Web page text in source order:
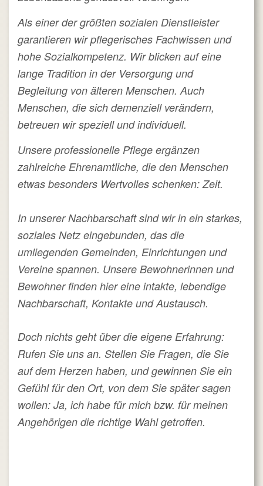
Als einer der größten sozialen Dienstleister
garantieren wir pflegerisches Fachwissen und
hohe Sozialkompetenz. Wir blicken auf eine
lange Tradition in der Versorgung und
Begleitung von älteren Menschen. Auch
Menschen, die sich demenziell verändern,
betreuen wir speziell und individuell.
Unsere professionelle Pflege ergänzen
zahlreiche Ehrenamtliche, die den Menschen
etwas besonders Wertvolles schenken: Zeit.
In unserer Nachbarschaft sind wir in ein starkes,
soziales Netz eingebunden, das die
umliegenden Gemeinden, Einrichtungen und
Vereine spannen. Unsere Bewohnerinnen und
Bewohner finden hier eine intakte, lebendige
Nachbarschaft, Kontakte und Austausch.
Doch nichts geht über die eigene Erfahrung:
Rufen Sie uns an. Stellen Sie Fragen, die Sie
auf dem Herzen haben, und gewinnen Sie ein
Gefühl für den Ort, von dem Sie später sagen
wollen: Ja, ich habe für mich bzw. für meinen
Angehörigen die richtige Wahl getroffen.